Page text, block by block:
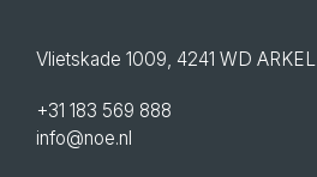
Vlietskade 1009, 4241 WD ARKEL
+31 183 569 888
info@noe.nl